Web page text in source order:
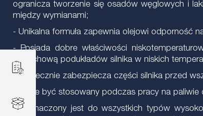
ogranicza tworzenie się osadów węglowych i
między wymianami;
- Unikalna formuła zapewnia olejowi odporność
- Posiada dobre właściwości
rozruchową podukładów silnika w niskich
- Skutecznie zabezpiecza części silnika przed
- Może być stosowany podczas pracy na
Przeznaczony jest do wszystkich typów